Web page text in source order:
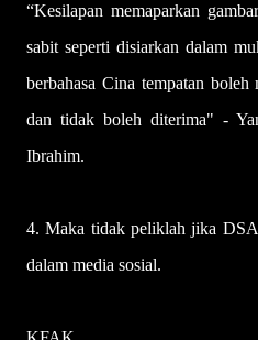
“Kesilapan memaparkan
sabit seperti disiarkan dalam
berbahasa Cina tempatan
dan tidak boleh diterima" -
Ibrahim.
4. Maka tidak peliklah jika
dalam media sosial.